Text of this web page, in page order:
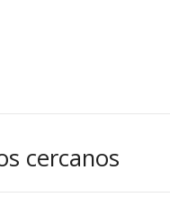
cercanos